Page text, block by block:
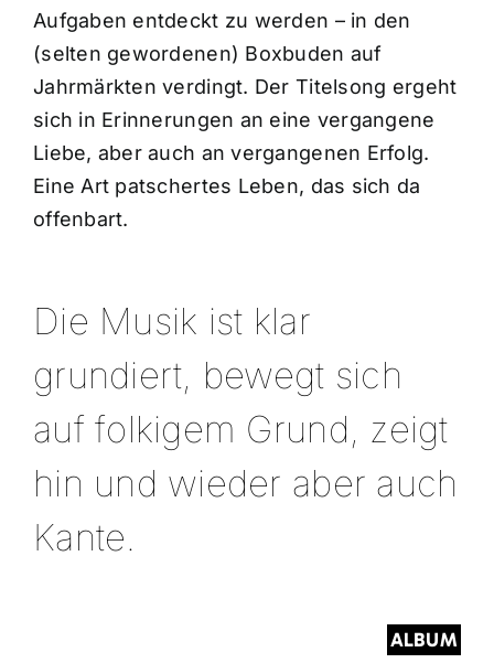
Aufgaben entdeckt zu werden – in den
(selten gewordenen) Boxbuden auf
Jahrmärkten verdingt. Der Titelsong ergeht
sich in Erinnerungen an eine vergangene
Liebe, aber auch an vergangenen Erfolg.
Eine Art patschertes Leben, das sich da
offenbart.
Die Musik ist klar
grundiert, bewegt sich
auf folkigem Grund, zeigt
hin und wieder aber auch
Kante.
ALBUM